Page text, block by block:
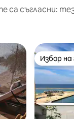
са съгласни:
Избор
Избор